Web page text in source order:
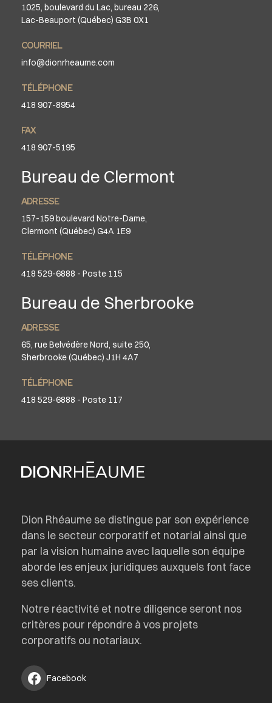
1025, boulevard du Lac, bureau 226,
Lac-Beauport (Québec) G3B 0X1
COURRIEL
info@dionrheaume.com
TÉLÉPHONE
418 907-8954
FAX
418 907-5195
Bureau de Clermont
ADRESSE
157-159 boulevard Notre-Dame,
Clermont (Québec) G4A 1E9
TÉLÉPHONE
418 529-6888 - Poste 115
Bureau de Sherbrooke
ADRESSE
65, rue Belvédère Nord, suite 250,
Sherbrooke (Québec) J1H 4A7
TÉLÉPHONE
418 529-6888 - Poste 117
Dion Rhéaume se distingue par son expérience
dans le secteur corporatif et notarial ainsi que
par la vision humaine avec laquelle son équipe
aborde les enjeux juridiques auxquels font face
ses clients.
Notre réactivité et notre diligence seront nos
critères pour répondre à vos projets
corporatifs ou notariaux.
Facebook